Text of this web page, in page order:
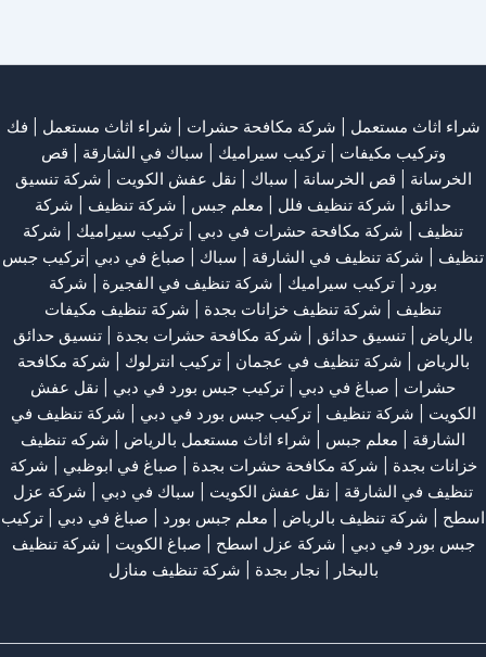
شراء اثاث مستعمل شركة مكافحة حشرات شراء اثاث مستعمل
فك
وتركيب مكيفات | تركيب سيراميك | سباك في الشارقة
قص
الخرسانة | قص الخرسانة | سباك نقل عفش الكويت
شركة تنسيق
حدائق
شركة تنظيف فلل معلم جبس شركة تنظيف
شركة
تنظيف
شركة مكافحة حشرات في دبي تركيب سيراميك
شركة
تنظيف
شركة تنظيف في الشارقة | سباك | صباغ في دبي |تركيب جبس
بورد | تركيب سيراميك شركة تنظيف في الفجيرة
شركة
تنظيف
شركة تنظيف خزانات بجدة
شركة تنظيف مكيفات
بالرياض
تنسيق حدائق شركة مكافحة حشرات بجدة
تنسيق حدائق
بالرياض
شركة تنظيف في عجمان | تركيب انترلوك | شركة مكافحة
حشرات
صباغ في دبي تركيب جبس بورد في دبي
نقل عفش
الكويت
شركة تنظيف |تركيب جبس بورد في دبي
شركة تنظيف في
الشارقة
معلم جبس شراء اثاث مستعمل بالرياض
شركه تنظيف
خزانات بجدة
شركة مكافحة حشرات بجدة صباغ في ابوظبي
شركة
تنظيف في الشارقة
نقل عفش الكويت | سباك في دبي | شركة عزل
اسطح
شركة تنظيف بالرياض معلم جبس بورد صباغ في دبي
تركيب
جبس بورد في دبي
شركة عزل اسطح صباغ الكويت
شركة تنظيف
بالبخار
نجار بجدة شركة تنظيف منازل